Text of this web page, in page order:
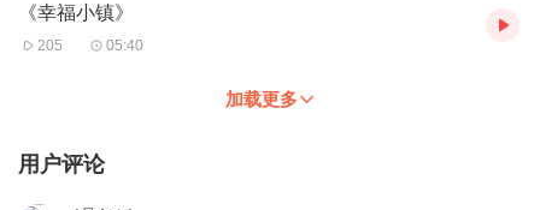
《幸福小镇》
205 05:40
加载更多
用户评论